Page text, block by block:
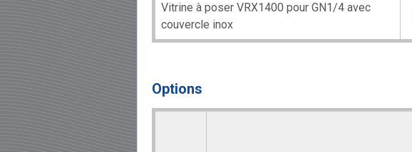
Vitrine à poser VRX1400 pour GN1/4 avec
couvercle inox
Options